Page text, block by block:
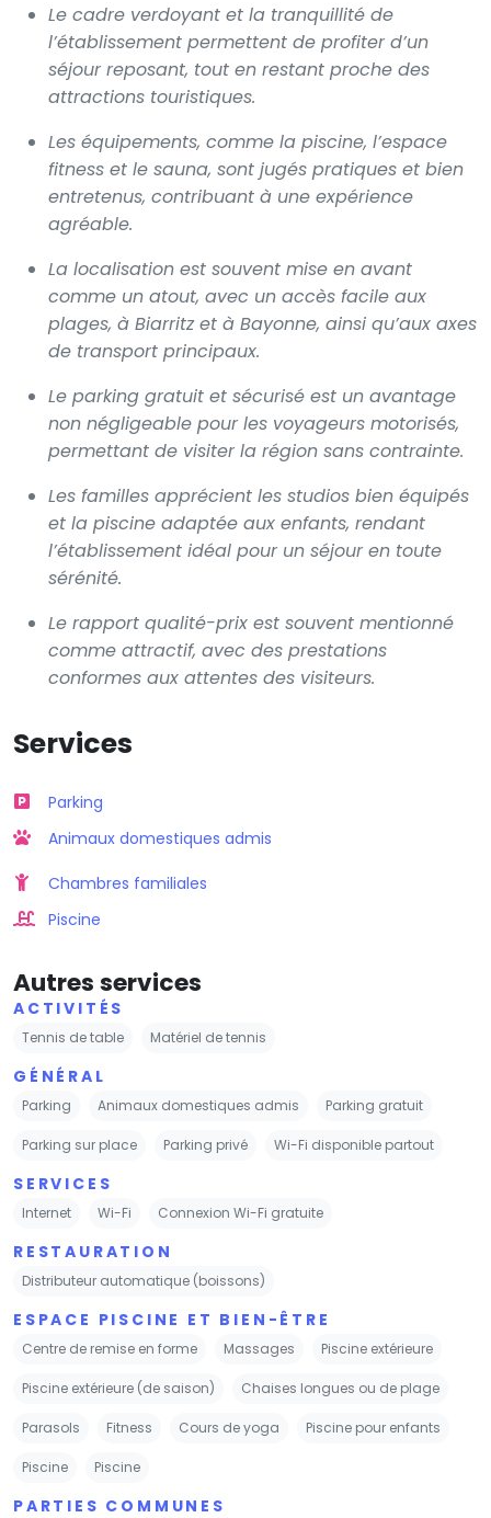
Le cadre verdoyant et la tranquillité de
l’établissement permettent de profiter d’un
séjour reposant, tout en restant proche des
attractions touristiques.
Les équipements, comme la piscine, l’espace
fitness et le sauna, sont jugés pratiques et bien
entretenus, contribuant à une expérience
agréable.
La localisation est souvent mise en avant
comme un atout, avec un accès facile aux
plages, à Biarritz et à Bayonne, ainsi qu’aux axes
de transport principaux.
Le parking gratuit et sécurisé est un avantage
non négligeable pour les voyageurs motorisés,
permettant de visiter la région sans contrainte.
Les familles apprécient les studios bien équipés
et la piscine adaptée aux enfants, rendant
l’établissement idéal pour un séjour en toute
sérénité.
Le rapport qualité-prix est souvent mentionné
comme attractif, avec des prestations
conformes aux attentes des visiteurs.
Services
Parking
Animaux domestiques admis
Chambres familiales
Piscine
Autres services
ACTIVITÉS
Tennis de table Matériel de tennis
GÉNÉRAL
Parking Animaux domestiques admis Parking gratuit
Parking sur place Parking privé Wi-Fi disponible partout
SERVICES
Internet Wi-Fi Connexion Wi-Fi gratuite
RESTAURATION
Distributeur automatique (boissons)
ESPACE PISCINE ET BIEN-ÊTRE
Centre de remise en forme Massages Piscine extérieure
Piscine extérieure (de saison) Chaises longues ou de plage
Parasols Fitness Cours de yoga Piscine pour enfants
Piscine Piscine
PARTIES COMMUNES